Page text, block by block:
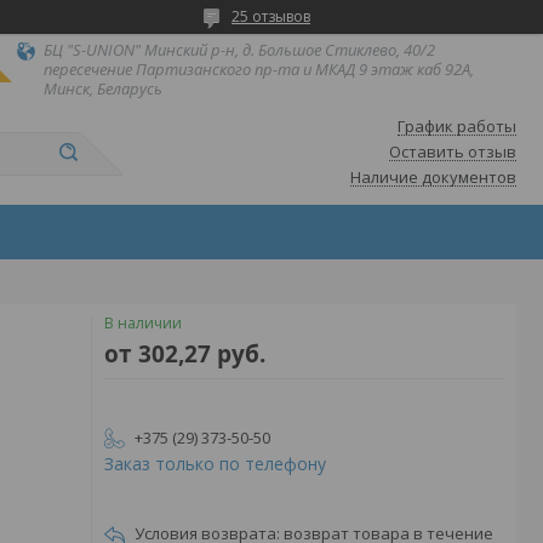
25 отзывов
БЦ "S-UNION" Минский р-н, д. Большое Стиклево, 40/2
пересечение Партизанского пр-та и МКАД 9 этаж каб 92А,
Минск, Беларусь
График работы
Оставить отзыв
Наличие документов
В наличии
от 302,27 руб.
+375 (29) 373-50-50
Заказ только по телефону
возврат товара в течение